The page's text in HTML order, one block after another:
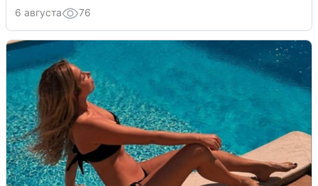
6 августа 76